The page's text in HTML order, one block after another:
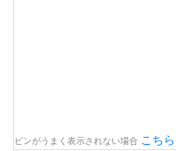
ピンがうまく表示されない場合 こちら